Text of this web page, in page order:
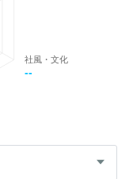
社風・文化
--